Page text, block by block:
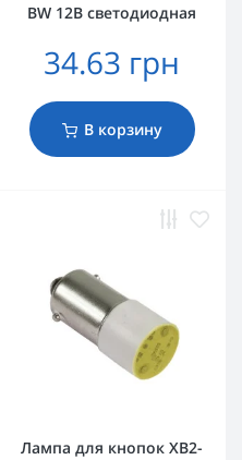
BW 12В светодиодная
34.63 грн
В корзину
Лампа для кнопок XB2-